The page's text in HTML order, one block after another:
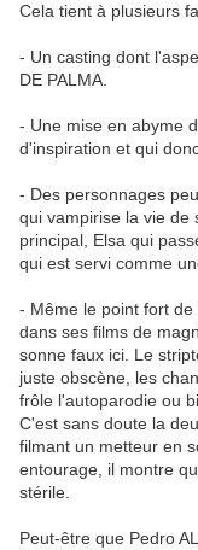
Cela tient à plusieurs
- Un casting dont
DE PALMA.
- Une mise en abyme
d'inspiration et qui
- Des personnages
qui vampirise la vie de
principal, Elsa qui
qui est servi comme
- Même le point fort de
dans ses films de
sonne faux ici. Le
juste obscène, les
frôle l'autoparodie ou
C'est sans doute la
filmant un metteur en
entourage, il montre
stérile.
Peut-être que Pedro